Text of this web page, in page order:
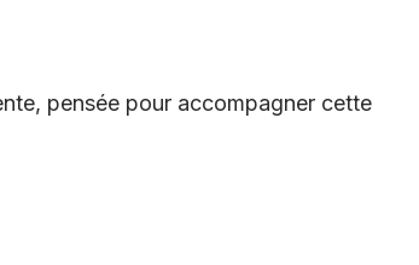
pensée pour accompagner cette